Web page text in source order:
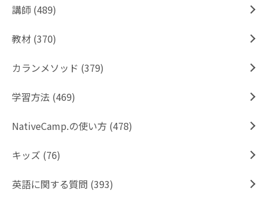
講師 (489)
教材 (370)
カランメソッド (379)
学習方法 (469)
NativeCamp.の使い方 (478)
キッズ (76)
英語に関する質問 (393)